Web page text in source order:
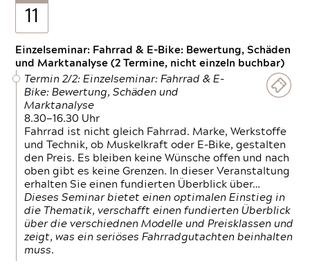
11
Einzelseminar: Fahrrad & E-Bike: Bewertung, Schäden
und Marktanalyse (2 Termine, nicht einzeln buchbar)
Termin 2/2: Einzelseminar: Fahrrad & E-
Bike: Bewertung, Schäden und
Marktanalyse
8.30—16.30 Uhr
Fahrrad ist nicht gleich Fahrrad. Marke, Werkstoffe
und Technik, ob Muskelkraft oder E-Bike, gestalten
den Preis. Es bleiben keine Wünsche offen und nach
oben gibt es keine Grenzen. In dieser Veranstaltung
erhalten Sie einen fundierten Überblick über…
Dieses Seminar bietet einen optimalen Einstieg in
die Thematik, verschafft einen fundierten Überblick
über die verschiednen Modelle und Preisklassen und
zeigt, was ein seriöses Fahrradgutachten beinhalten
muss.